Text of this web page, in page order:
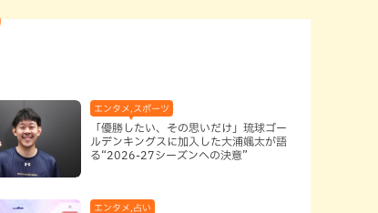
エンタメ,スポーツ
「優勝したい、その思いだけ」琉球ゴー
ルデンキングスに加入した大浦颯太が語
る“2026-27シーズンへの決意”
エンタメ,占い